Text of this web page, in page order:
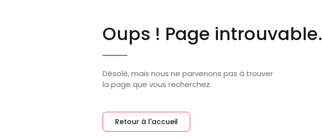
Oups ! Page introuvable.
Désolé, mais nous ne parvenons pas à trouver
la page que vous recherchez.
Retour à l'accueil